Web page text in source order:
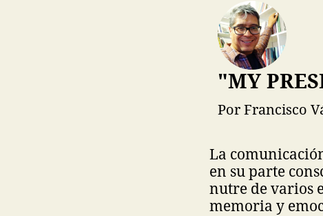
"MY
Por Francisco
La
en su parte
nutre de varios
memoria y